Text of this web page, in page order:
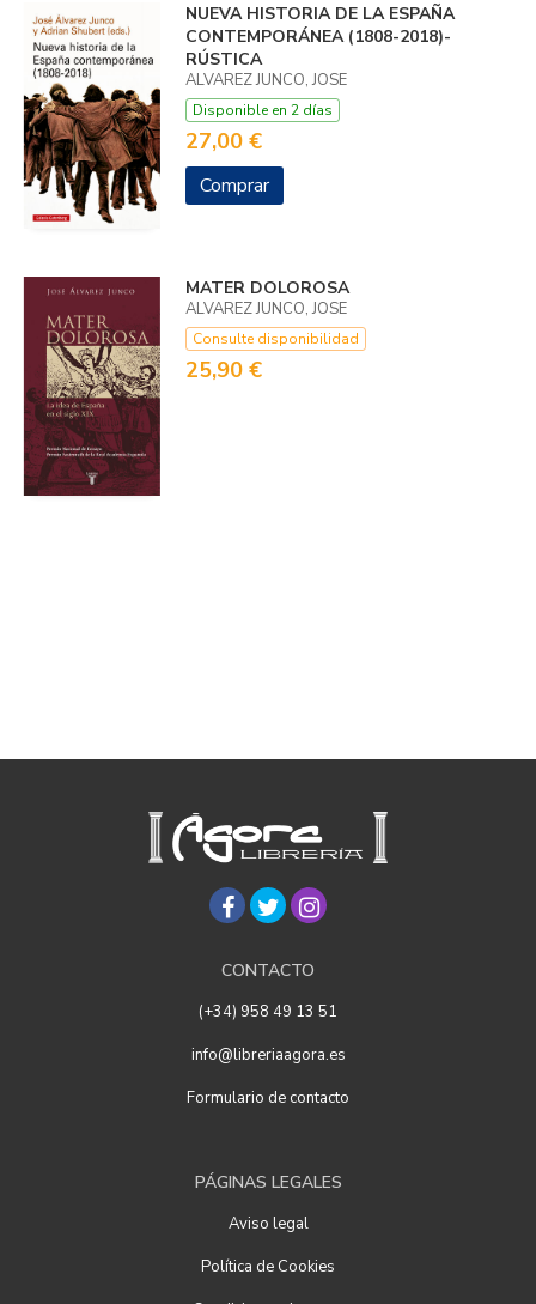
NUEVA HISTORIA DE LA ESPAÑA
CONTEMPORÁNEA (1808-2018)-
RÚSTICA
ALVAREZ JUNCO, JOSE
Disponible en 2 días
27,00 €
Comprar
MATER DOLOROSA
ALVAREZ JUNCO, JOSE
Consulte disponibilidad
25,90 €
CONTACTO
(+34) 958 49 13 51
info@libreriaagora.es
Formulario de contacto
PÁGINAS LEGALES
Aviso legal
Política de Cookies